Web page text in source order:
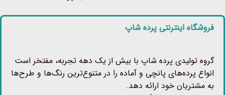
فروشگاه اینترنتی پرده شاپ
گروه تولیدی پرده شاپ با بیش از یک دهه تجربه، مفتخر است
انواع پرده‌های پانچی و آماده را در متنوع‌ترین رنگ‌ها و طرح‌ها
به مشتریان خود ارائه دهد.